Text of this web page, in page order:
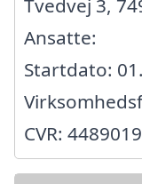
Tvedvej 3,
Ansatte:
Startdato:
CVR: